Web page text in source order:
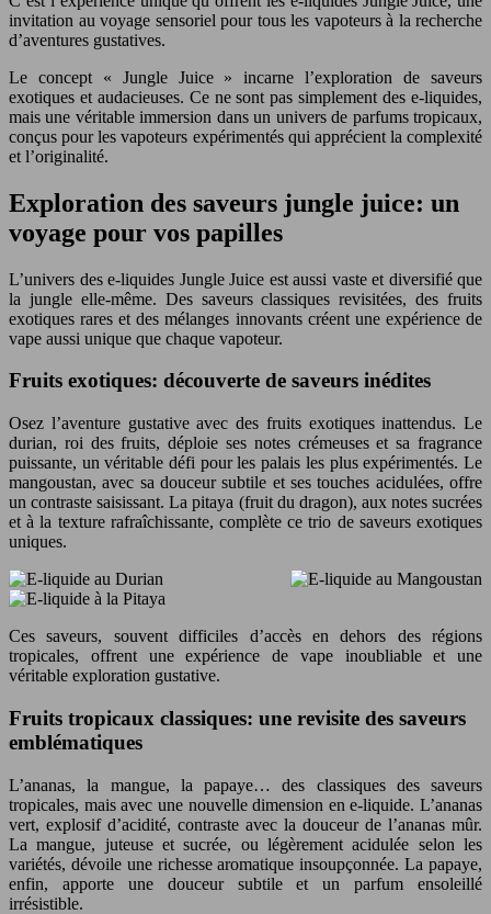
invitation au voyage sensoriel pour tous les vapoteurs à la recherche
d’aventures gustatives.
Le concept « Jungle Juice » incarne l’exploration de saveurs
exotiques et audacieuses. Ce ne sont pas simplement des e-liquides,
mais une véritable immersion dans un univers de parfums tropicaux,
conçus pour les vapoteurs expérimentés qui apprécient la complexité
et l’originalité.
Exploration des saveurs jungle juice: un
voyage pour vos papilles
L’univers des e-liquides Jungle Juice est aussi vaste et diversifié que
la jungle elle-même. Des saveurs classiques revisitées, des fruits
exotiques rares et des mélanges innovants créent une expérience de
vape aussi unique que chaque vapoteur.
Fruits exotiques: découverte de saveurs inédites
Osez l’aventure gustative avec des fruits exotiques inattendus. Le
durian, roi des fruits, déploie ses notes crémeuses et sa fragrance
puissante, un véritable défi pour les palais les plus expérimentés. Le
mangoustan, avec sa douceur subtile et ses touches acidulées, offre
un contraste saisissant. La pitaya (fruit du dragon), aux notes sucrées
et à la texture rafraîchissante, complète ce trio de saveurs exotiques
uniques.
Ces saveurs, souvent difficiles d’accès en dehors des régions
tropicales, offrent une expérience de vape inoubliable et une
véritable exploration gustative.
Fruits tropicaux classiques: une revisite des saveurs
emblématiques
L’ananas, la mangue, la papaye… des classiques des saveurs
tropicales, mais avec une nouvelle dimension en e-liquide. L’ananas
vert, explosif d’acidité, contraste avec la douceur de l’ananas mûr.
La mangue, juteuse et sucrée, ou légèrement acidulée selon les
variétés, dévoile une richesse aromatique insoupçonnée. La papaye,
enfin, apporte une douceur subtile et un parfum ensoleillé
irrésistible.